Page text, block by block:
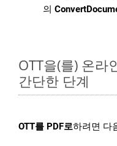
의
OTT을(를) 온라
간단한 단계
OTT를 PDF로하려면 다